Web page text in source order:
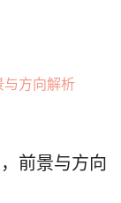
前景与方向